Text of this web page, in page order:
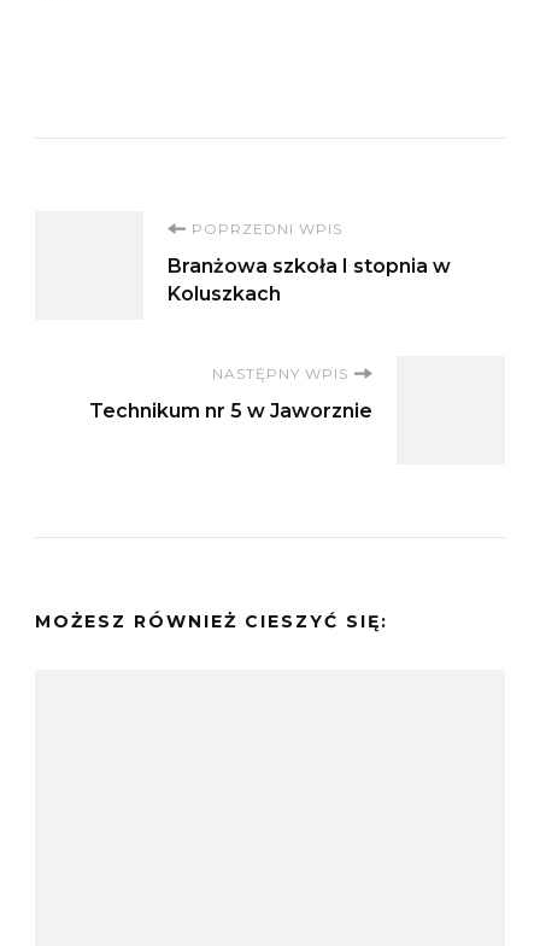
Nawigacja
wpisu
POPRZEDNI WPIS
Branżowa szkoła I stopnia w
Koluszkach
NASTĘPNY WPIS
Technikum nr 5 w Jaworznie
MOŻESZ RÓWNIEŻ CIESZYĆ SIĘ: